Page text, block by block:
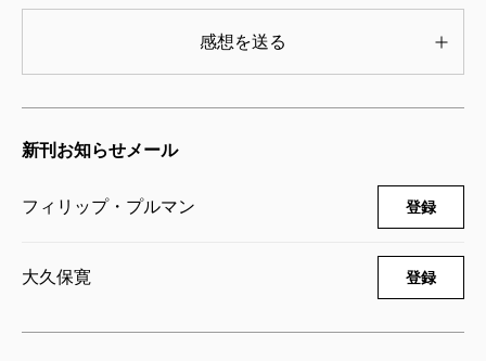
――どうだろう。あまりにも今の私たちの世界に通
じているとは言えないだろうか。
生まれ落ちた赤子がいずれ世界の根幹を揺るがすと
預言され、時の権力から命を狙われる、というのは、
キリスト教の聖書における救世主誕生と同じ構図だ。
2021/04/26
フィリップ・プルマン／著、大久保寛／訳
ダーク・マテリアルズII 神秘の短剣
2021/04/26
781円
感想を送る
新刊お知らせメール
フィリップ・プルマン 登録
大久保寛 登録